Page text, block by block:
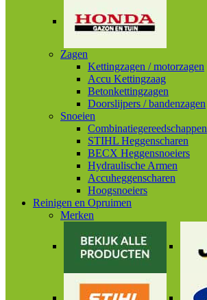
Zagen
Kettingzagen / motorzagen
Accu Kettingzaag
Betonkettingzagen
Doorslijpers / bandenzagen
Snoeien
Combinatiegereedschappen
STIHL Heggenscharen
BECX Heggensnoeiers
Hydraulische Armen
Accuheggenscharen
Hoogsnoeiers
Reinigen en Opruimen
Merken